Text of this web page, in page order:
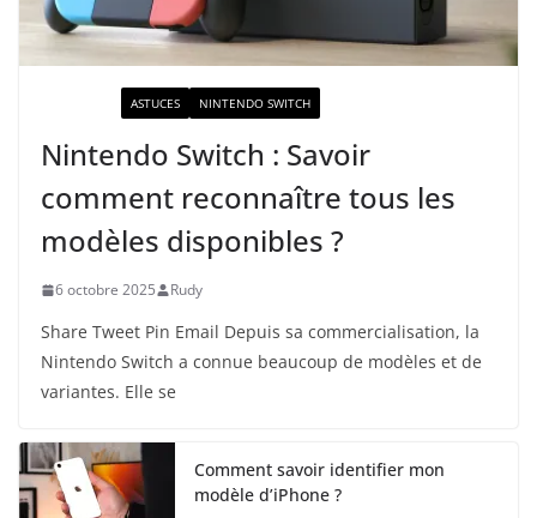
ASTUCES NINTENDO SWITCH
Nintendo Switch : Savoir
comment reconnaître tous les
modèles disponibles ?
6 octobre 2025 Rudy
Share Tweet Pin Email Depuis sa commercialisation, la
Nintendo Switch a connue beaucoup de modèles et de
variantes. Elle se
Comment savoir identifier mon
modèle d’iPhone ?